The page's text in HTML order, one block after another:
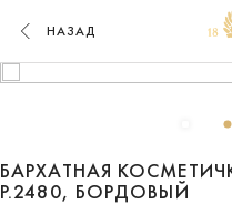
НАЗАД
БАРХАТНАЯ
Р.2480, БОРДОВЫЙ